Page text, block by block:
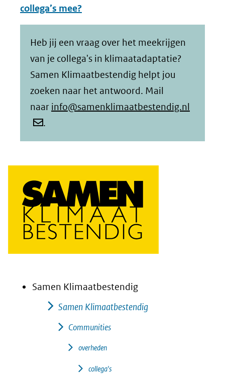
collega’s mee?
Heb jij een vraag over het meekrijgen
van je collega's in klimaatadaptatie?
Samen Klimaatbestendig helpt jou
zoeken naar het antwoord. Mail
naar info@samenklimaatbestendig.nl
.
Samen Klimaatbestendig
Samen Klimaatbestendig
Communities
overheden
collega's